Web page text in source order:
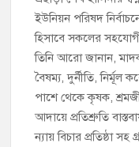
ইউনিয়ন পরিষদ
হিসাবে সকলের
তিনি আরো জানান,
বৈষম্য, দুর্নীতি, নির্মূল
পাশে থেকে কৃষক,
আদায়ে প্রতিশ্রুতি
ন্যায় বিচার প্রতিষ্ঠা